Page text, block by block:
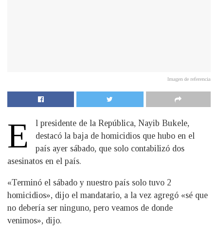
Imagen de referencia
E
l presidente de la República, Nayib Bukele,
destacó la baja de homicidios que hubo en el
país ayer sábado, que solo contabilizó dos
asesinatos en el país.
«Terminó el sábado y nuestro país solo tuvo 2
homicidios», dijo el mandatario, a la vez agregó «sé que
no debería ser ninguno, pero veamos de donde
venimos», dijo.